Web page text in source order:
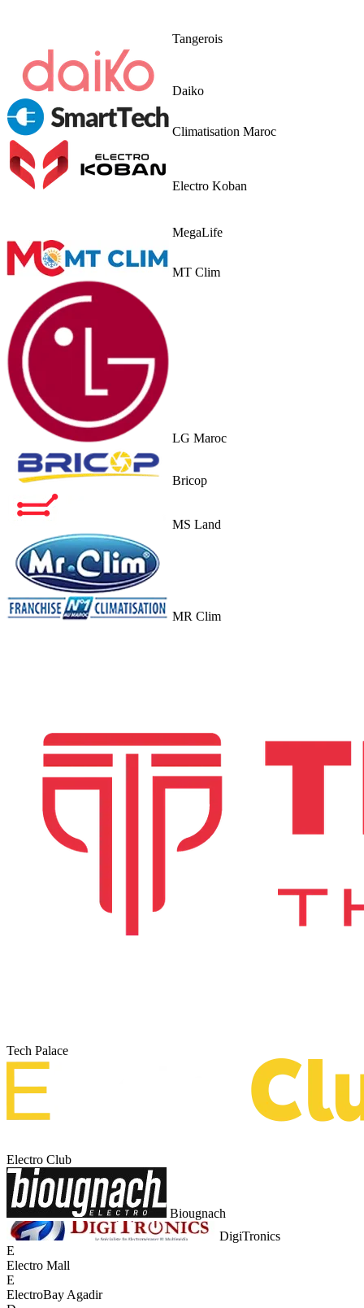
Tangerois
Daiko
Climatisation Maroc
Electro Koban
MegaLife
MT Clim
LG Maroc
Bricop
MS Land
MR Clim
Tech Palace
Electro Club
Biougnach
DigiTronics
E
Electro Mall
E
ElectroBay Agadir